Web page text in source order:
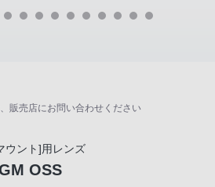
販売店にお問い合わせください
ウント]用レンズ
OSS